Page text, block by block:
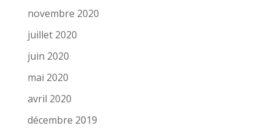
novembre 2020
juillet 2020
juin 2020
mai 2020
avril 2020
décembre 2019